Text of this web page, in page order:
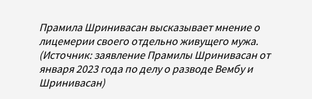
Прамила Шринивасан высказывает мнение о
лицемерии своего отдельно живущего мужа.
(Источник: заявление Прамилы Шринивасан от
января 2023 года по делу о разводе Вембу и
Шринивасан)